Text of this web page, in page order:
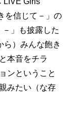
を信じて－」の
」も披露した
ら）みんな飽き
本音をチラ
ンということ
みたい（な存